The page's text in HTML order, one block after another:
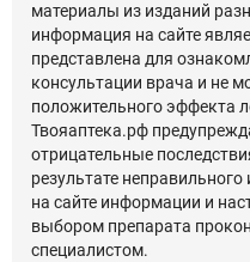
материалы из изданий
информация на сайте
представлена для
консультации врача и не
положительного эффекта
Твояаптека.рф
отрицательные
результате
на сайте информации и
выбором препарата
специалистом.